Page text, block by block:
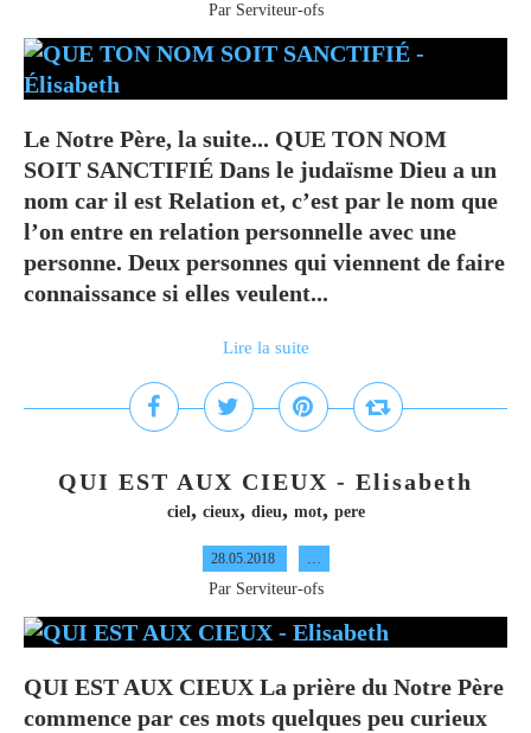
Par Serviteur-ofs
Le Notre Père, la suite... QUE TON NOM
SOIT SANCTIFIÉ Dans le judaïsme Dieu a un
nom car il est Relation et, c’est par le nom que
l’on entre en relation personnelle avec une
personne. Deux personnes qui viennent de faire
connaissance si elles veulent...
Lire la suite
QUI EST AUX CIEUX - Elisabeth
ciel, cieux, dieu, mot, pere
28.05.2018 …
Par Serviteur-ofs
QUI EST AUX CIEUX La prière du Notre Père
commence par ces mots quelques peu curieux